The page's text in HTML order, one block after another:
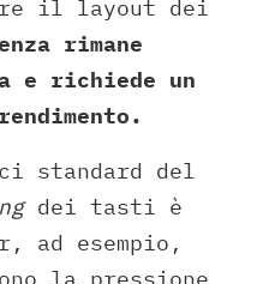
il layout dei
rimane
e richiede un
standard del
dei tasti è
ad esempio,